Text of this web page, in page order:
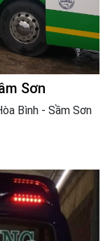
Sơn
Bình - Sầm Sơn